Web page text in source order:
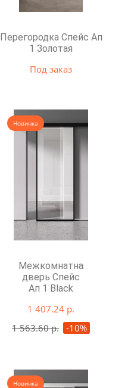
Перегородка Спейс Ап
1 Золотая
Под заказ
Новинка
Межкомнатная
дверь Спейс
Ап 1 Black
1 407.24 р.
1 563.60 р. -10%
Новинка